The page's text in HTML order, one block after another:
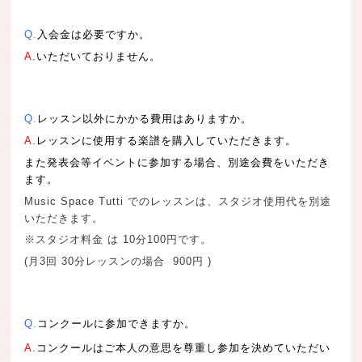
Q. 入会金は必要ですか。
A. いただいておりません。
Q. レッスン以外にかかる費用はありますか。
A. レッスンに使用する楽譜を購入していただきます。
また発表会等イベントに参加する場合、別途会費をいただき
ます。
Music Space Tutti でのレッスンは、スタジオ使用代を別途
いただきます。
※スタジオ料金 は 10分100円です。
(月3回 30分レッスンの場合 900円 )
Q. コンクールに参加できますか。
A. コンクールはご本人の意思を尊重し参加を決めていただい